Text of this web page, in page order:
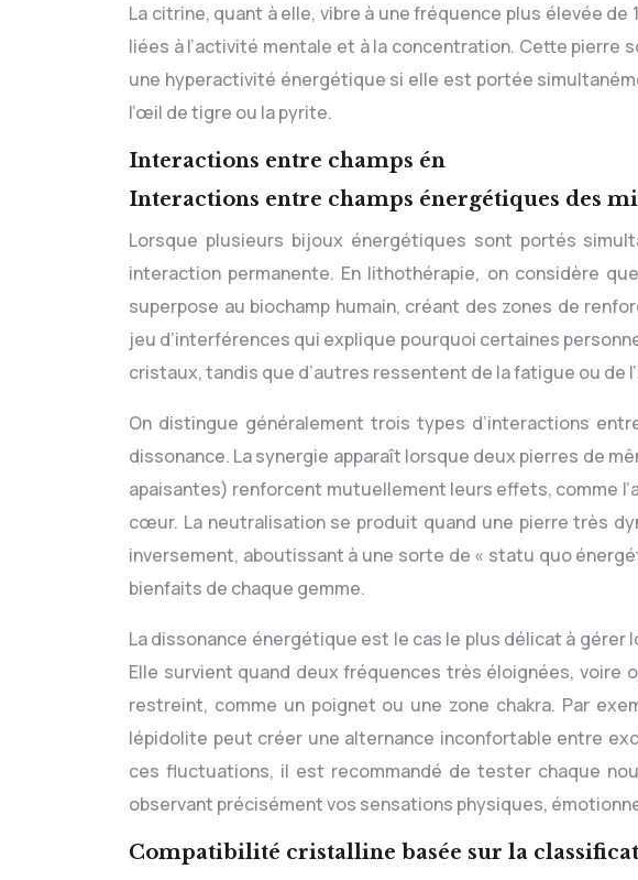
La citrine, quant à elle, vibre à une fréquence plus élevée
liées à l’activité mentale et à la concentration. Cette pierre
une hyperactivité énergétique si elle est portée
l’œil de tigre ou la pyrite.
Interactions entre champs én
Interactions entre champs énergétiques des
Lorsque plusieurs bijoux énergétiques sont portés
interaction permanente. En lithothérapie, on considère
superpose au biochamp humain, créant des zones de
jeu d’interférences qui explique pourquoi certaines
cristaux, tandis que d’autres ressentent de la fatigue ou de
On distingue généralement trois types d’interactions
dissonance. La synergie apparaît lorsque deux pierres de
apaisantes) renforcent mutuellement leurs effets, comme
cœur. La neutralisation se produit quand une pierre très
inversement, aboutissant à une sorte de « statu quo
bienfaits de chaque gemme.
La dissonance énergétique est le cas le plus délicat à
Elle survient quand deux fréquences très éloignées, voire
restreint, comme un poignet ou une zone chakra. Par
lépidolite peut créer une alternance inconfortable entre
ces fluctuations, il est recommandé de tester chaque
observant précisément vos sensations physiques,
Compatibilité cristalline basée sur la